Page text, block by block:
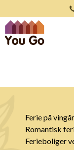
Ferie på
Romantisk
Ferieboliger